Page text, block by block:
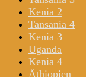
Kenia 2
Tansania 4
Kenia 3
Uganda
Kenia 4
Äthiopien